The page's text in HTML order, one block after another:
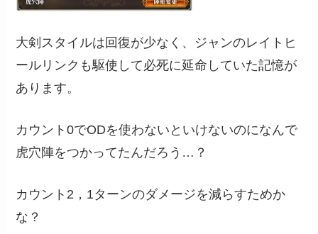
大剣スタイルは回復が少なく、ジャンのレイトヒ
ールリンクも駆使して必死に延命していた記憶が
あります。
カウント0でODを使わないといけないのになんで
虎穴陣をつかってたんだろう…？
カウント2，1ターンのダメージを減らすためか
な？